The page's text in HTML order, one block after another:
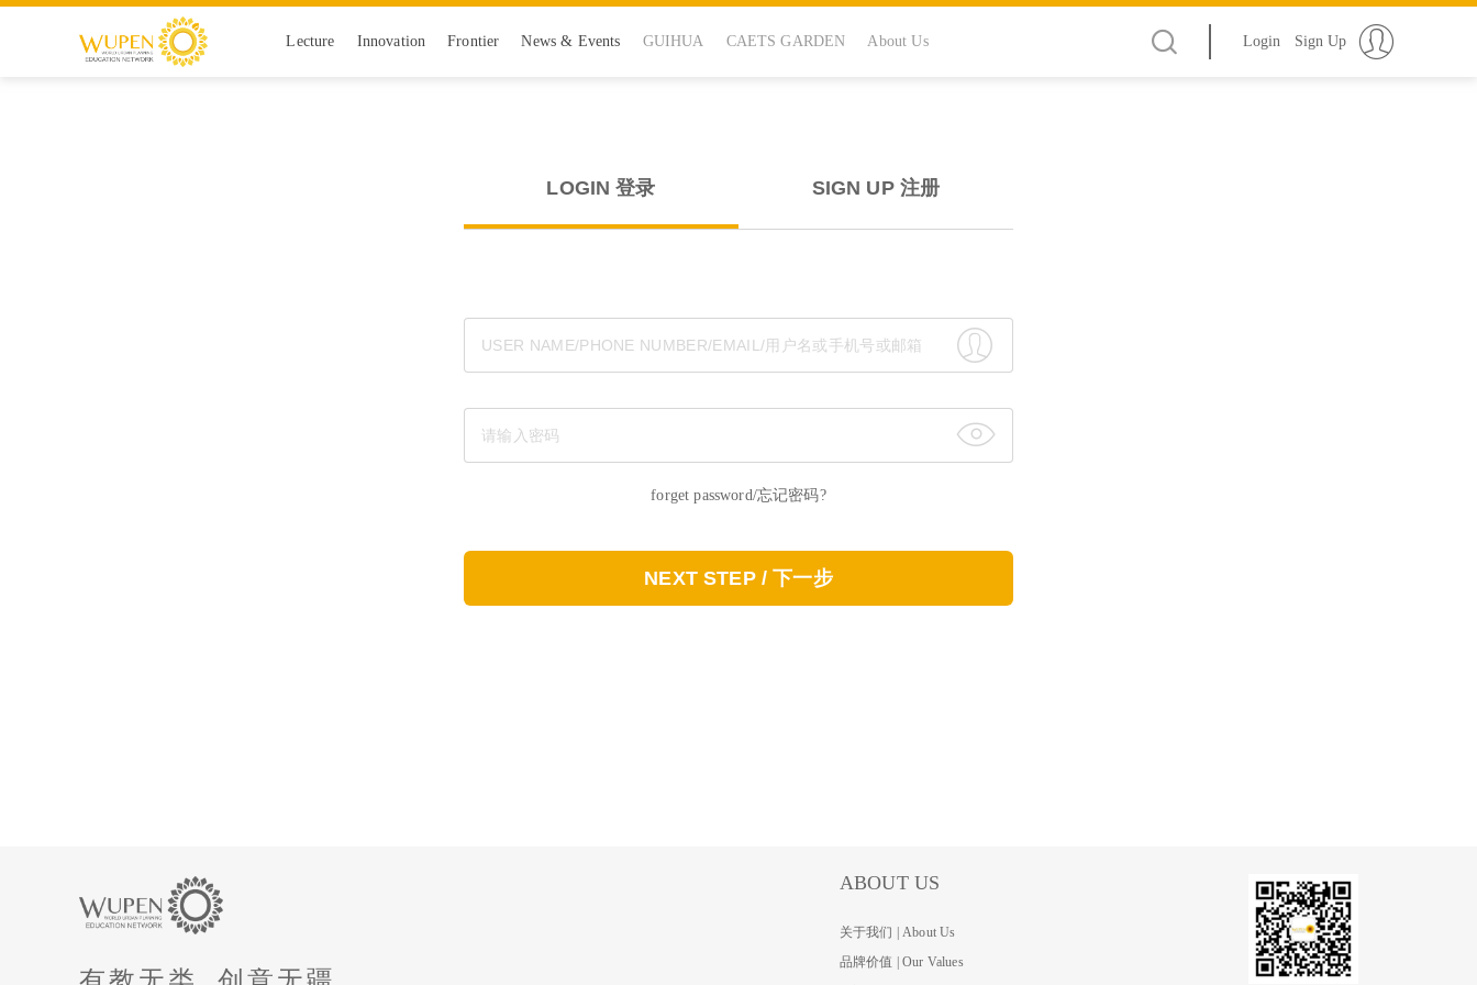
Lecture Innovation Frontier News & Events GUIHUA CAETS GARDEN About Us Login Sign Up
LOGIN 登录 SIGN UP注册
forget password/忘记密码?
NEXT STEP / 下一步
ABOUT US
关于我们 | About Us
品牌价值 | Our Values